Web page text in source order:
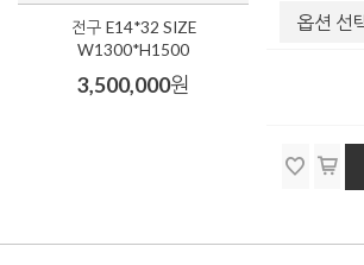
전구 E14*32 SIZE
W1300*H1500
3,500,000원